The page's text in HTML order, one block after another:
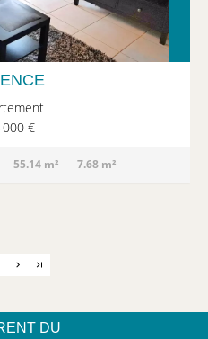
000 €
55.14 m² 7.68 m²
DU